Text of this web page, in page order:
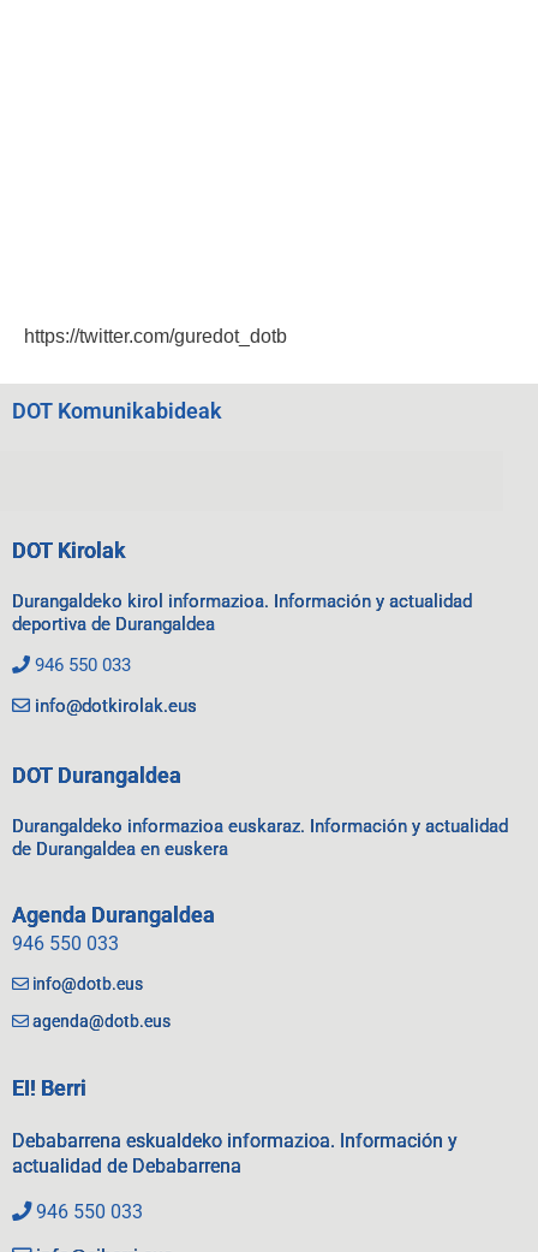
https://twitter.com/guredot_dotb
DOT Komunikabideak
DOT Kirolak
Durangaldeko kirol informazioa. Información y actualidad
deportiva de Durangaldea
946 550 033
info@dotkirolak.eus
DOT Durangaldea
Durangaldeko informazioa euskaraz. Información y actualidad
de Durangaldea en euskera
Agenda Durangaldea
946 550 033
info@dotb.eus
agenda@dotb.eus
EI! Berri
Debabarrena eskualdeko informazioa. Información y
actualidad de Debabarrena
946 550 033